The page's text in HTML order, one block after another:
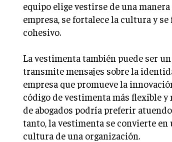
equipo elige vestirse de una
empresa, se fortalece la cultura y
cohesivo.
La vestimenta también puede ser
transmite mensajes sobre la
empresa que promueve la
código de vestimenta más flexible
de abogados podría preferir
tanto, la vestimenta se convierte
cultura de una organización.